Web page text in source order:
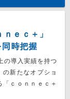
ｎｅｃ＋」
時把握
の導入実績を持つ
新たなオプショ
ｃｏｎｎｅｃ＋